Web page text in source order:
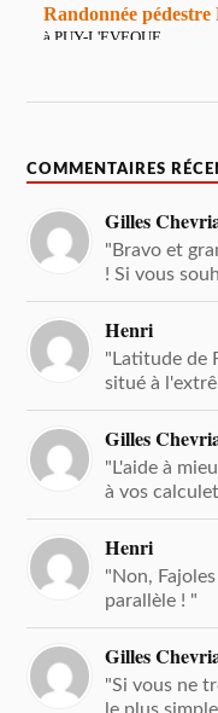
COMMENTAIRES
Gilles
"Bravo et
! Si vous
Henri
"Latitude de
situé à
Gilles
"L'aide à
à vos
Henri
"Non,
parallèle ! "
Gilles
"Si vous ne
le plus